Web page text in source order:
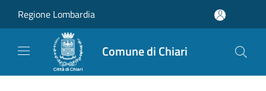
Regione Lombardia
Comune di Chiari